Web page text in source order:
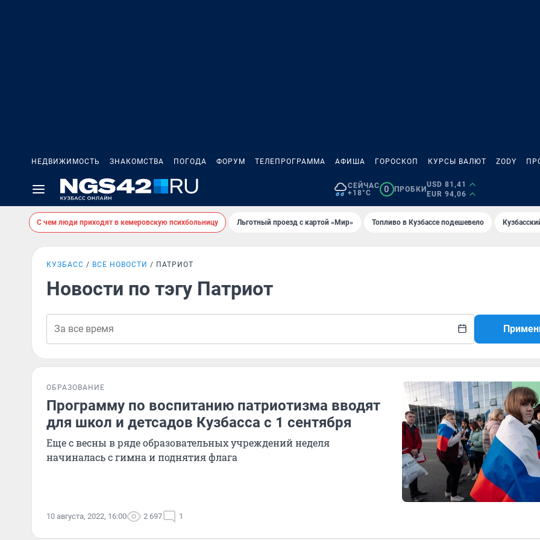
НЕДВИЖИМОСТЬ ЗНАКОМСТВА ПОГОДА ФОРУМ ТЕЛЕПРОГРАММА АФИША ГОРОСКОП КУРСЫ ВАЛЮТ ZODY
СЕЙЧАС
+18°C
0 ПРОБКИ
USD 81,41
EUR 94,06
С чем люди приходят в кемеровскую психбольницу Льготный проезд с картой «Мир» Топливо в Кузбассе подешевело
КУЗБАСС ВСЕ НОВОСТИ ПАТРИОТ
Новости по тэгу Патриот
ОБРАЗОВАНИЕ
Программу по воспитанию патриотизма вводят
для школ и детсадов Кузбасса с 1 сентября
Еще с весны в ряде образовательных учреждений неделя
начиналась с гимна и поднятия флага
10 августа, 2022, 16:00 2 697 1